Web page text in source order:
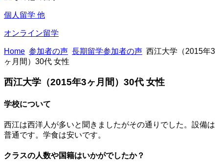
個人留学 他
オンライン留学
Home 参加者の声 長期留学参加者の声 西江大学（2015年3
ヶ月間）30代 女性
西江大学（2015年3ヶ月間）30代 女性
学校について
西江は西洋人が多いと聞きましたがその通りでした。設備は
普通です。学食は安いです。
クラスの人数や国籍はいかがでしたか？